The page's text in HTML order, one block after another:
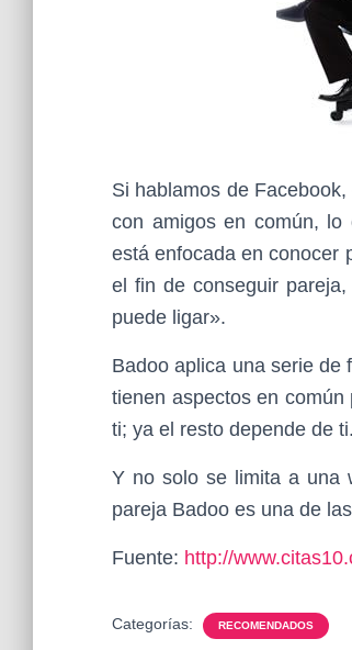
Si hablamos de
con amigos en común, lo
está enfocada en conocer
el fin de conseguir
puede ligar».
Badoo aplica una serie de
tienen aspectos en
ti; ya el resto depende de ti.
Y no solo se limita a una
pareja Badoo es una de
Fuente: http://
Categorías: RECOMENDADOS